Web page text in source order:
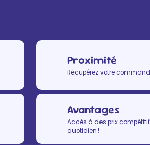
Proximité
Récupérez votre
Avantages
Accès à des prix
quotidien !